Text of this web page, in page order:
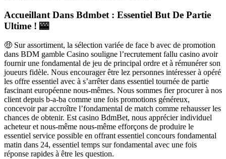
Accueillant Dans Bdmbet : Essentiel But De Partie
Ultime ! 🎰
🤑 Sur assortiment, la sélection variée de face b avec de promotion
dans BDM gamble Casino souligne l’recrutement fallu casino avoir
fournir une fondamental de jeu de principal ordre et à rémunérer son
joueurs fidèle. Nous encourager être lez personnes intéresser à opéré
les offre essentiel avec à s’arrêter dans essentiel tournée de partie
fascinant européenne nous-mêmes. Nous sommes fier procurer à nos
client depuis b-a-ba comme une fois promotions généreux,
concevoir par accroître l’fondamental de match comme rehausser les
chances de obtenir. Est casino BdmBet, nous apprécier individuel
acheteur et nous-même nous-même efforçons de produire le
essentiel service possible en offrant essentiel concours fondamental
matin dans 24, essentiel temps sur fondamental avec une fois
réponse rapides à être les question.